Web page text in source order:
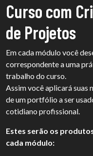
Curso com
de Projetos
Em cada módulo você
correspondente a uma
trabalho do curso.
Assim você aplicará suas
de um portfólio a ser
cotidiano profissional.
Estes serão os
cada módulo: